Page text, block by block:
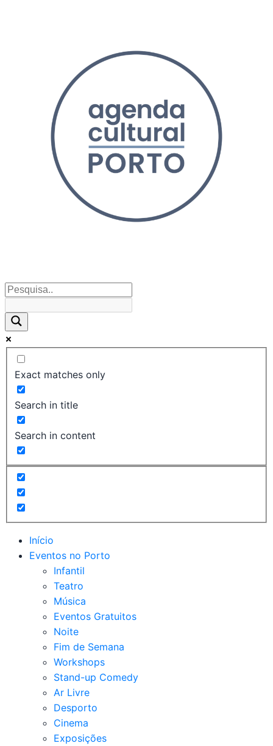
Exact matches only
Search in title
Search in content
Início
Eventos no Porto
Infantil
Teatro
Música
Eventos Gratuitos
Noite
Fim de Semana
Workshops
Stand-up Comedy
Ar Livre
Desporto
Cinema
Exposições